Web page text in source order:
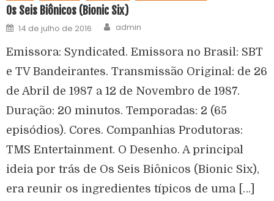
Os Seis Biônicos (Bionic Six)
14 de julho de 2016 admin
Emissora: Syndicated. Emissora no Brasil: SBT
e TV Bandeirantes. Transmissão Original: de 26
de Abril de 1987 a 12 de Novembro de 1987.
Duração: 20 minutos. Temporadas: 2 (65
episódios). Cores. Companhias Produtoras:
TMS Entertainment. O Desenho. A principal
ideia por trás de Os Seis Biônicos (Bionic Six),
era reunir os ingredientes típicos de uma […]